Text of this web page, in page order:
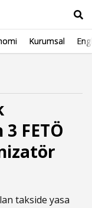
Kurumsal
FETÖ
takside yasa